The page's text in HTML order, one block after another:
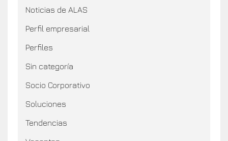
Noticias de ALAS
Perfil empresarial
Perfiles
Sin categoría
Socio Corporativo
Soluciones
Tendencias